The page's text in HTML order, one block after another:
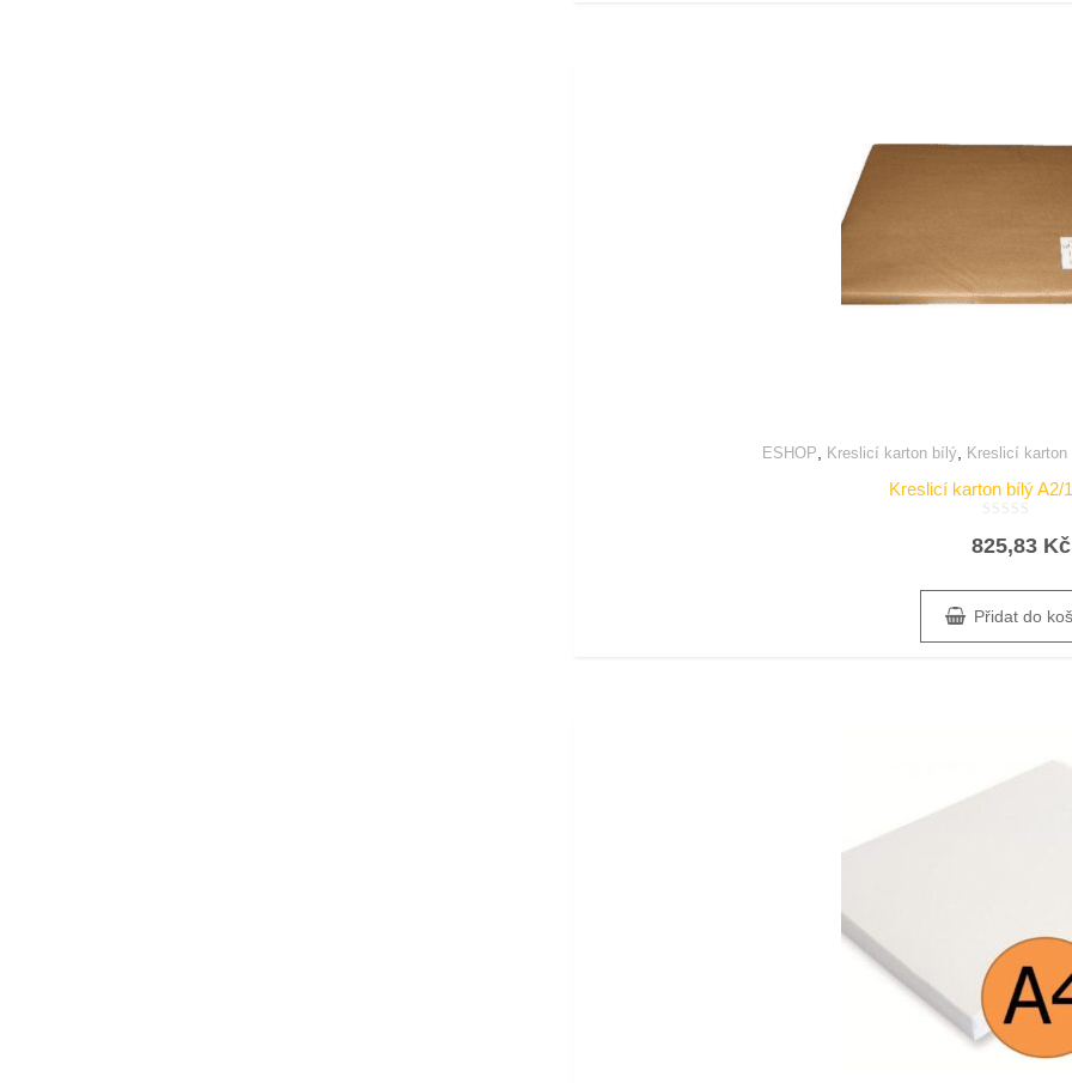
ESHOP Kreslicí karton bílý Kreslicí karton
Kreslicí karton bílý A2/
0
825,83 Kč
Přidat do